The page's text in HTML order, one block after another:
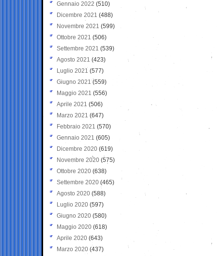
Gennaio 2022 (510)
Dicembre 2021 (488)
Novembre 2021 (599)
Ottobre 2021 (506)
Settembre 2021 (539)
Agosto 2021 (423)
Luglio 2021 (577)
Giugno 2021(559)
Maggio 2021 (556)
Aprile 2021 (506)
Marzo 2021 (647)
Febbraio 2021 (570)
Gennaio 2021 (605)
Dicembre 2020 (619)
Novembre 2020 (575)
Ottobre 2020 (638)
Settembre 2020(465)
Agosto 2020 (588)
Luglio 2020 (597)
Giugno 2020 (580)
Maggio 2020 (618)
Aprile 2020 (643)
Marzo 2020 (437)